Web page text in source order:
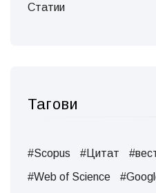
Статии
Тагови
#Scopus #Цитат
#Web of Science